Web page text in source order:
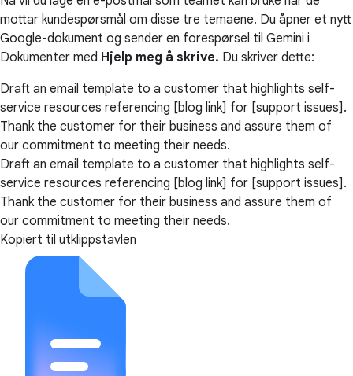
mottar kundespørsmål om disse tre temaene. Du åpner et nytt
Google-dokument og sender en forespørsel til Gemini i
Dokumenter med Hjelp meg å skrive. Du skriver dette:
Draft an email template to a customer that highlights self-
service resources referencing [blog link] for [support issues].
Thank the customer for their business and assure them of
our commitment to meeting their needs.
Draft an email template to a customer that highlights self-
service resources referencing [blog link] for [support issues].
Thank the customer for their business and assure them of
our commitment to meeting their needs.
Kopiert til utklippstavlen